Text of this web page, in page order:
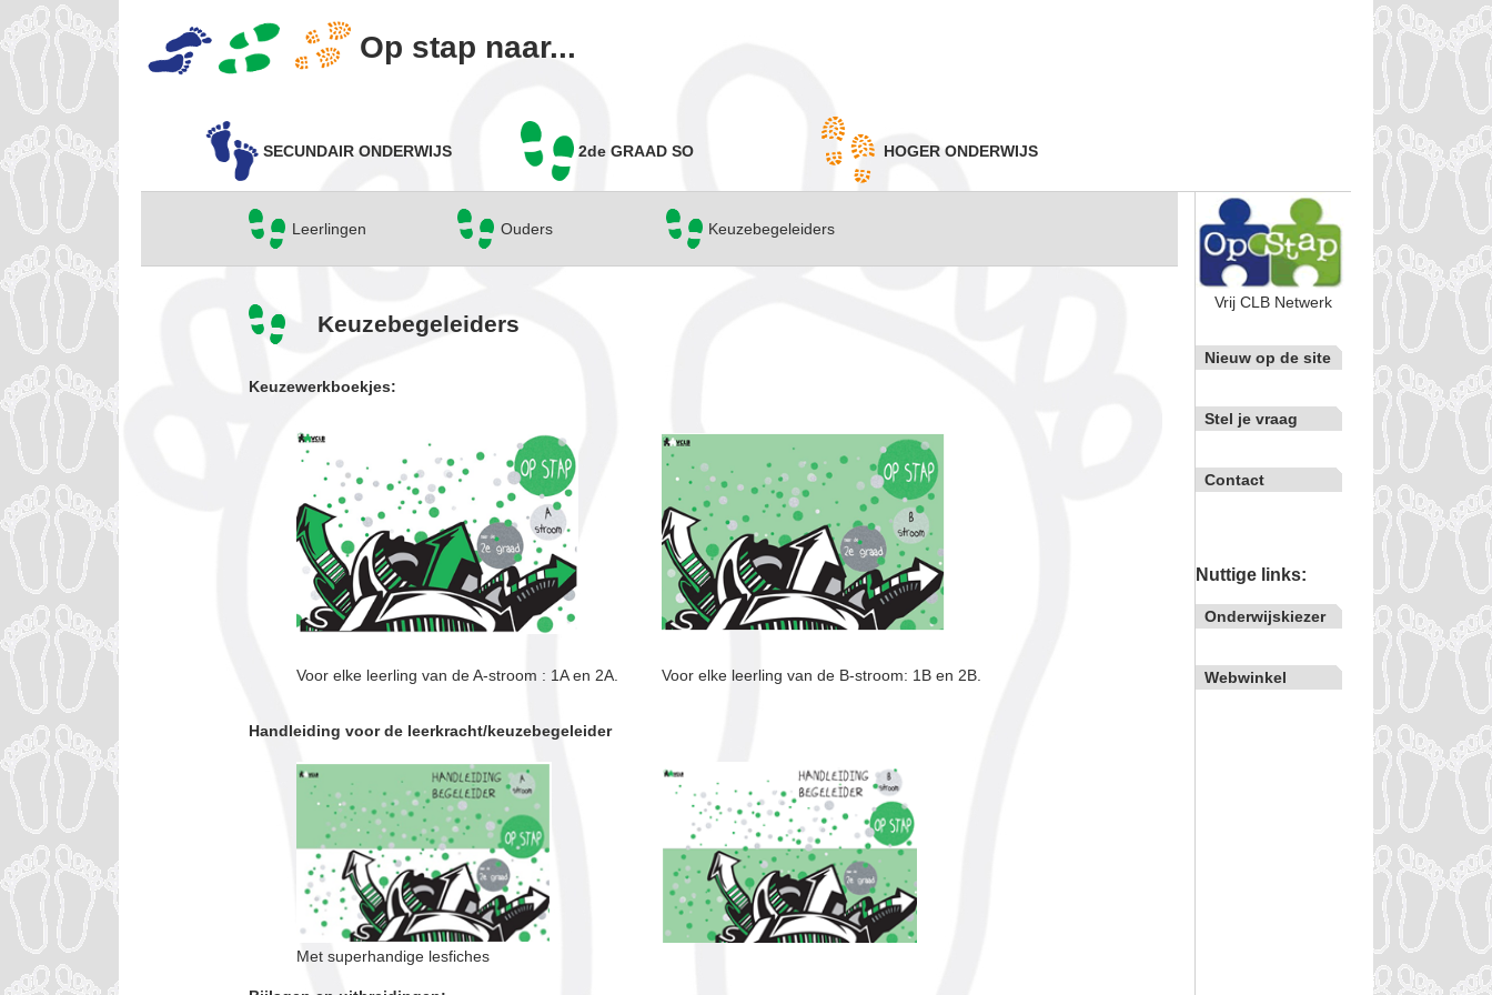
Op stap naar...
SECUNDAIR ONDERWIJS 2de GRAAD SO HOGER ONDERWIJS
Leerlingen Ouders Keuzebegeleiders
Keuzebegeleiders
Keuzewerkboekjes:
Voor elke leerling van de A-stroom : 1A en 2A. Voor elke leerling van de B-stroom: 1B en 2B.
Handleiding voor de leerkracht/keuzebegeleider
Met superhandige lesfiches
Vrij CLB Netwerk
Nieuw op de site
Stel je vraag
Contact
Nuttige links:
Onderwijskiezer
Webwinkel